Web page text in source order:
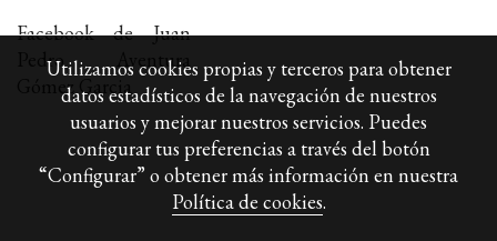
Facebook de Juan
Pedro Aventura
Gómez Garcia
Utilizamos cookies propias y terceros para obtener
datos estadísticos de la navegación de nuestros
usuarios y mejorar nuestros servicios. Puedes
configurar tus preferencias a través del botón
“Configurar” o obtener más información en nuestra
Política de cookies.